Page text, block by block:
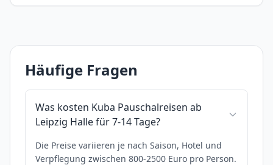
Häufige Fragen
Was kosten Kuba Pauschalreisen ab
Leipzig Halle für 7-14 Tage?
Die Preise variieren je nach Saison, Hotel und
Verpflegung zwischen 800-2500 Euro pro Person.